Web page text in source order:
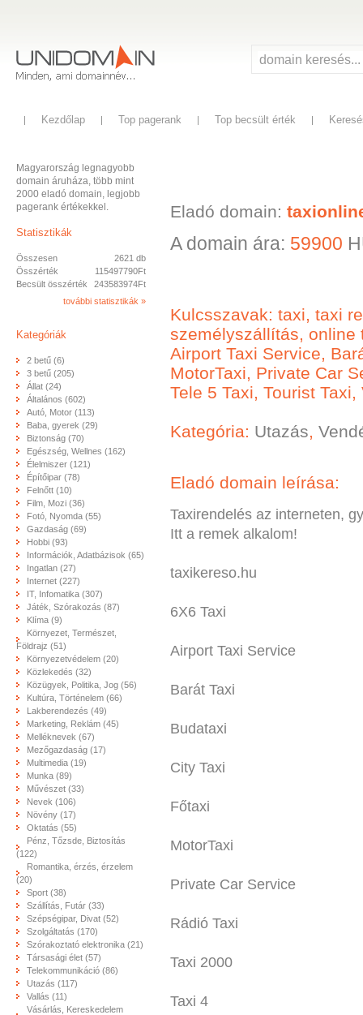
Kezdőlap Top pagerank Top becsült érték
Magyarország legnagyobb
domain áruháza, több mint
2000 eladó domain, legjobb
pagerank értékekkel.
Statisztikák
Összesen
2621 db
Összérték
115497790Ft
Becsült összérték
243583974Ft
további statisztikák »
Kategóriák
2 betű (6)
3 betű (205)
Állat (24)
Általános (602)
Autó, Motor (113)
Baba, gyerek (29)
Biztonság (70)
Egészség, Wellnes (162)
Élelmiszer (121)
Építőipar (78)
Felnőtt (10)
Film, Mozi (36)
Fotó, Nyomda (55)
Gazdaság (69)
Hobbi (93)
Információk, Adatbázisok (65)
Ingatlan (27)
Internet (227)
IT, Infomatika (307)
Játék, Szórakozás (87)
Klíma (9)
Környezet, Természet,
Földrajz (51)
Környezetvédelem (20)
Közlekedés (32)
Közügyek, Politika, Jog (56)
Kultúra, Történelem (66)
Lakberendezés (49)
Marketing, Reklám (45)
Melléknevek (67)
Mezőgazdaság (17)
Multimedia (19)
Munka (89)
Művészet (33)
Nevek (106)
Növény (17)
Oktatás (55)
Pénz, Tőzsde, Biztosítás
(122)
Romantika, érzés, érzelem
(20)
Sport (38)
Szállítás, Futár (33)
Szépségipar, Divat (52)
Szolgáltatás (170)
Szórakoztató elektronika (21)
Társasági élet (57)
Telekommunikáció (86)
Utazás (117)
Vallás (11)
Vásárlás, Kereskedelem
Eladó domain:
A domain ára: 59900
Kulcsszavak: taxi, taxi
személyszállítás, online
Airport Taxi Service,
MotorTaxi, Private Car
Tele 5 Taxi, Tourist
Kategória: Utazás,
Eladó domain leírása:
Taxirendelés az interneten,
Itt a remek alkalom!
taxikereso.hu
6X6 Taxi
Airport Taxi Service
Barát Taxi
Budataxi
City Taxi
Főtaxi
MotorTaxi
Private Car Service
Rádió Taxi
Taxi 2000
Taxi 4